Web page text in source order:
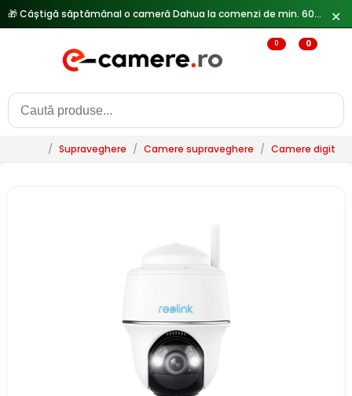
🎁 Câștigă săptămânal o cameră Dahua la comenzi de min. 600 lei — ✕
0 0
/ Supraveghere / Camere supraveghere / Camere digitale